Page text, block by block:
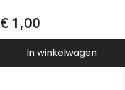
€1,00
In winkelwagen